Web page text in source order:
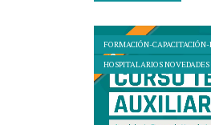
FORMACIÓN-
HOSPITALARIOS NOVEDADES